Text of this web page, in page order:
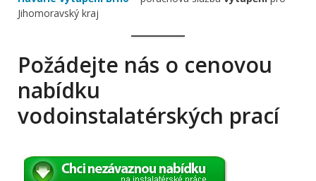
Jihomoravský kraj
Požádejte nás o cenovou
nabídku
vodoinstalatérských prací